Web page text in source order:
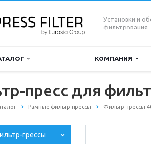
Установки и
фильтрования
КОМПАНИЯ
пресс для
Рамные фильтр-прессы Фильтр-прессы
прессы